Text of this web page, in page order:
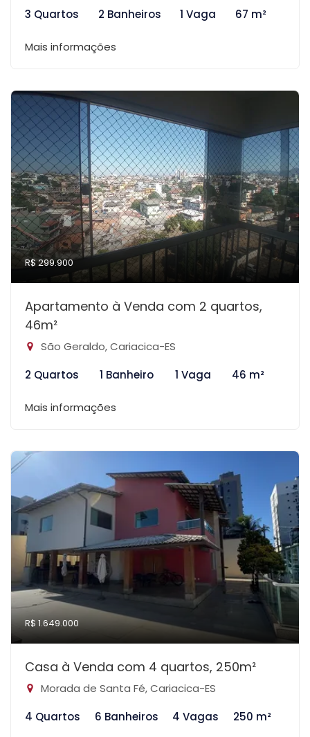
3 Quartos 2 Banheiros 1 Vaga 67 m²
Mais informações
R$ 299.900
Apartamento à Venda com 2 quartos,
46m²
São Geraldo, Cariacica-ES
2 Quartos
1 Banheiro 1 Vaga 46 m²
Mais informações
R$ 1.649.000
Casa à Venda com 4 quartos, 250m²
Morada de Santa Fé, Cariacica-ES
4 Quartos
6 Banheiros 4 Vagas 250 m²